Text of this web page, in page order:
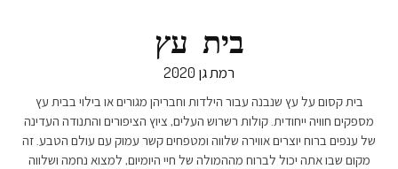
בית עץ
רמת גן 2020
בית קסום על עץ שנבנה עבור הילדות וחבריהן מגורים או בילוי בבית עץ
מספקים חוויה ייחודית. קולות רשרוש העלים, ציוץ הציפורים והתנודה העדינה
של ענפים ברוח יוצרים אווירה שלווה ומטפחים קשר עמוק עם עולם הטבע. זה
מקום שבו אתה יכול לברוח מההמולה של חיי היומיום, למצוא נחמה ושלווה